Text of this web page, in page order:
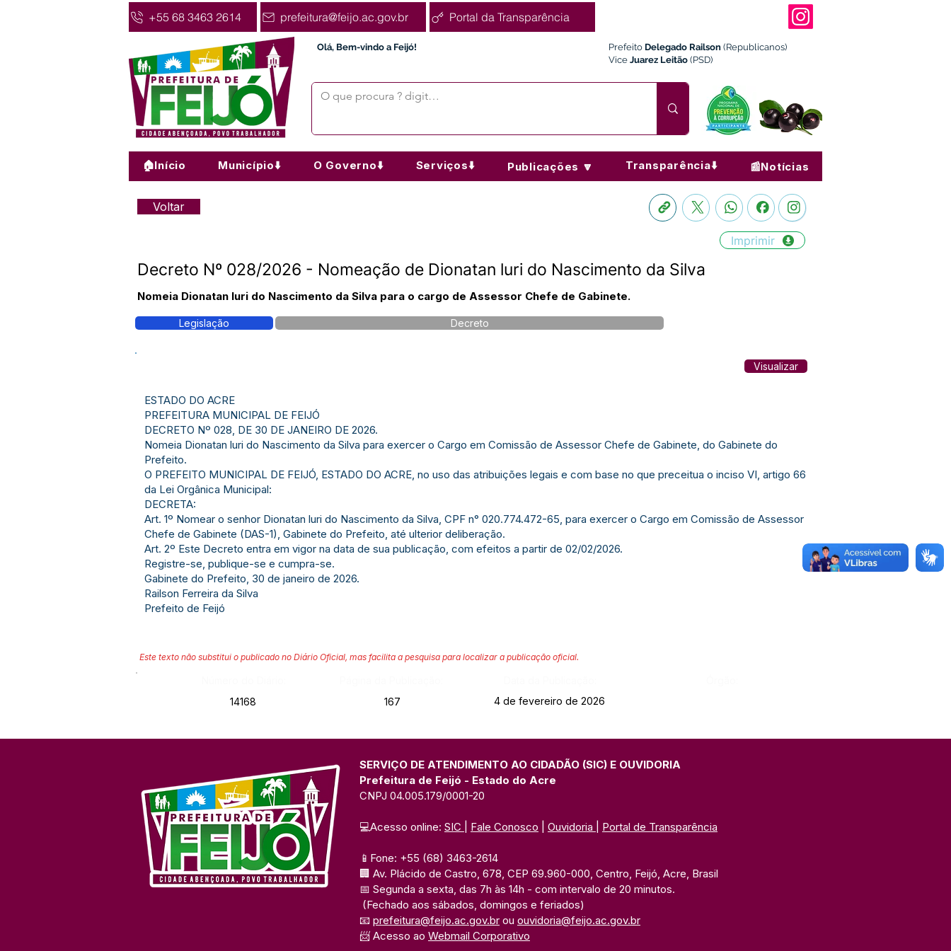
+55 68 3463 2614 prefeitura@feijo.ac.gov.br Portal da Transparência
Olá, Bem-vindo a Feijó! Prefeito Delegado Railson (Republicanos)
Vice Juarez Leitão (PSD)
🏠Início Município⬇️ O Governo⬇️ Serviços⬇️ Publicações 🔽 Transparência⬇️ 📰Notícias
Voltar
Imprimir
Decreto Nº 028/2026 - Nomeação de Dionatan luri do Nascimento da Silva
Nomeia Dionatan luri do Nascimento da Silva para o cargo de Assessor Chefe de Gabinete.
Legislação Decreto
Visualizar
ESTADO DO ACRE
PREFEITURA MUNICIPAL DE FEIJÓ
DECRETO Nº 028, DE 30 DE JANEIRO DE 2026.
Nomeia Dionatan luri do Nascimento da Silva para exercer o Cargo em Comissão de Assessor Chefe de Gabinete, do Gabinete do
Prefeito.
O PREFEITO MUNICIPAL DE FEIJÓ, ESTADO DO ACRE, no uso das atribuições legais e com base no que preceitua o inciso VI, artigo 66
da Lei Orgânica Municipal:
DECRETA:
Art. 1º Nomear o senhor Dionatan luri do Nascimento da Silva, CPF n° 020.774.472-65, para exercer o Cargo em Comissão de Assessor
Chefe de Gabinete (DAS-1), Gabinete do Prefeito, até ulterior deliberação.
Art. 2º Este Decreto entra em vigor na data de sua publicação, com efeitos a partir de 02/02/2026.
Registre-se, publique-se e cumpra-se.
Gabinete do Prefeito, 30 de janeiro de 2026.
Railson Ferreira da Silva
Prefeito de Feijó
Este texto não substitui o publicado no Diário Oficial, mas facilita a pesquisa para localizar a publicação oficial.
14168
167 4 de fevereiro de 2026
SERVIÇO DE ATENDIMENTO AO CIDADÃO (SIC) E OUVIDORIA
Prefeitura de Feijó - Estado do Acre
CNPJ 04.005.179/0001-20
💻Acesso online: SIC Fale Conosco Ouvidoria Portal de Transparência
📱Fone: +55 (68) 3463-2614
🏢 Av. Plácido de Castro, 678, CEP 69.960-000, Centro, Feijó, Acre, Brasil
📅 Segunda a sexta, das 7h às 14h - com intervalo de 20 minutos.
(Fechado aos sábados, domingos e feriados)
📧 prefeitura@feijo.ac.gov.br ou ouvidoria@feijo.ac.gov.br
📨 Acesso ao Webmail Corporativo